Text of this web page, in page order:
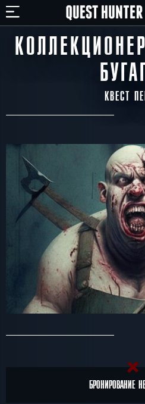
КВЕСТ
БРОНИРОВАНИЕ